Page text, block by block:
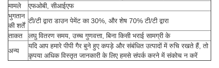
मामले
एफओबी, सीआईएफ
भुगतान
की शर्तें
टी/टी द्वारा डाउन पेमेंट का 30%, और शेष 70% टी/टी द्वारा
ताकत
लघु वितरण समय, उच्च गुणवत्ता, बिना किसी भराई सामग्री के
अन्य
यदि आप हमारे पीपी गैर बुने हुए कपड़े और संबंधित उत्पादों में रुचि रखते हैं, तो
कृपया अधिक विस्तृत जानकारी के लिए हमसे संपर्क करने में संकोच न करें